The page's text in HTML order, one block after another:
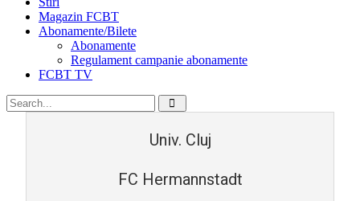
Magazin FCBT
Abonamente/Bilete
Abonamente
Regulament campanie abonamente
FCBT TV
Univ. Cluj
FC Hermannstadt